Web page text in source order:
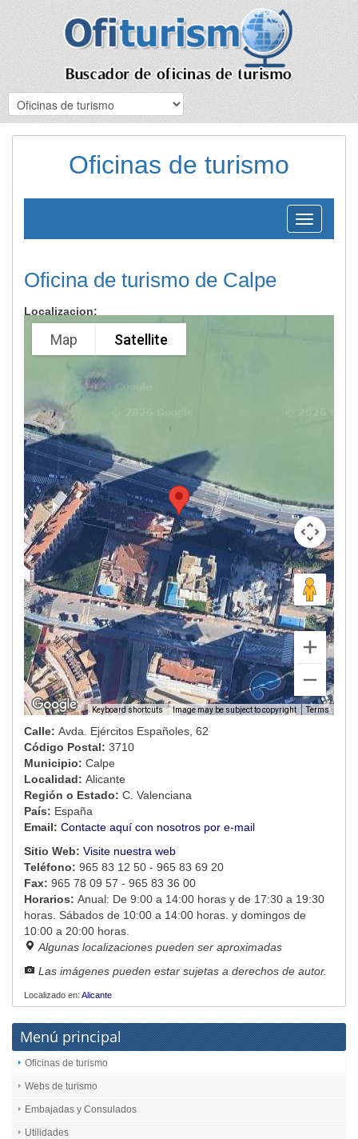
Oficinas de turismo
Toggle
navigation
Oficina de turismo de Calpe
Localizacion:
Map Satellite
Keyboard shortcuts Image may be subject to copyright Terms
Calle: Avda. Ejércitos Españoles, 62
Código Postal: 3710
Municipio: Calpe
Localidad: Alicante
Región o Estado: C. Valenciana
País: España
Email: Contacte aquí con nosotros por e-mail
Sitio Web: Visite nuestra web
Teléfono: 965 83 12 50 - 965 83 69 20
Fax: 965 78 09 57 - 965 83 36 00
Horarios: Anual: De 9:00 a 14:00 horas y de 17:30 a 19:30
horas. Sábados de 10:00 a 14:00 horas. y domingos de
10:00 a 20:00 horas.
Algunas localizaciones pueden ser aproximadas
Las imágenes pueden estar sujetas a derechos de autor.
Localizado en: Alicante
Menú principal
Oficinas de turismo
Webs de turismo
Embajadas y Consulados
Utilidades